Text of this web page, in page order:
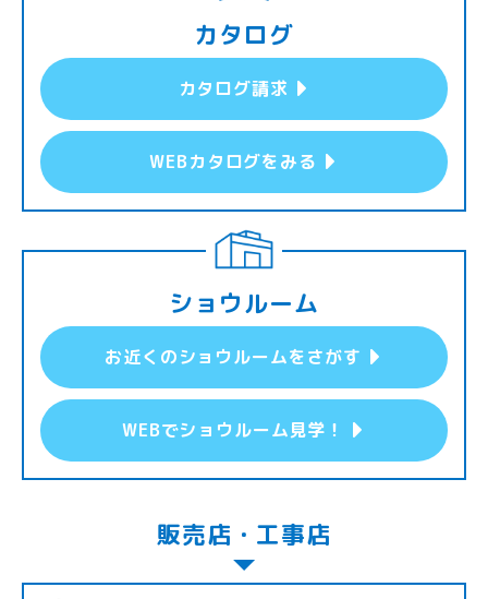
カタログ
カタログ請求
WEBカタログをみる
ショウルーム
お近くのショウルームをさがす
WEBでショウルーム見学！
販売店・工事店